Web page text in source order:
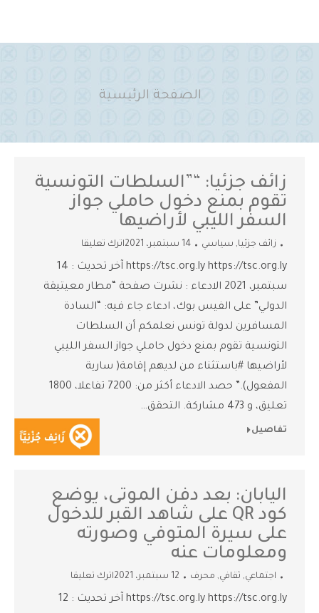
You are here:
الصفحة الرئيسية
زائف جزئيا: “”السلطات التونسية
تقوم بمنع دخول حاملي جواز
السفر الليبي لأراضيها
زائف جزئيا, سياسي 14 سبتمبر، 2021 اترك تعليقا
https://tsc.org.ly https://tsc.org.ly آخر تحديث : 14
سبتمبر، 2021 الادعاء : نشرت صفحة “مطار معيتيقة
الدولي” على الفيس بوك، ادعاء جاء فيه: “السادة
المسافرين لدولة تونس نعلمكم أن السلطات
التونسية تقوم بمنع دخول حاملي جواز السفر الليبي
لأراضيها #باستثناء من لديهم إقامة( سارية
المفعول).” حصد الادعاء أكثر من: 7200 تفاعلا، 1800
تعليق، و 473 مشاركة. التحقق…
تفاصيل
اليابان: بعد دفن الموتى، يوضع
كود QR على شاهد القبر للدخول
على سيرة المتوفي وصورته
ومعلومات عنه
اجتماعي, ثقافي, محرف 12 سبتمبر، 2021 اترك تعليقا
https://tsc.org.ly https://tsc.org.ly آخر تحديث : 12